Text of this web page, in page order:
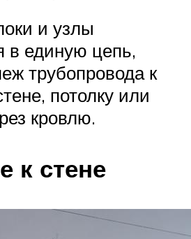
и узлы
в единую цепь,
трубопровода к
потолку или
кровлю.
к стене